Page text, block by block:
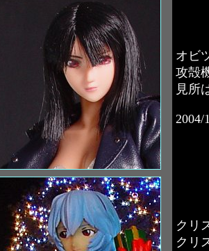
オビ
攻殻
見所
2004/
クリ
クリ